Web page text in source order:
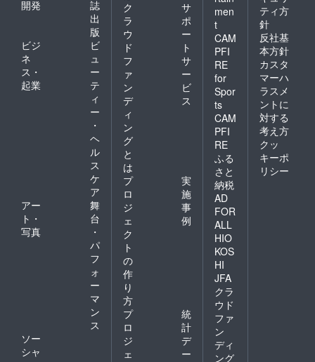
開発
誌
出
版
ビジ
ネ
ス・
起業
ビ
ュ
ー
テ
ィ
ー
・
ヘ
ル
ス
ケ
ア
アー
ト・
写真
舞
台
・
パ
フ
ォ
ー
マ
ン
ス
ソー
シャ
ク
ラ
ウ
ド
フ
ァ
ン
デ
ィ
ン
グ
と
は
サ
ポ
ー
ト
サ
ー
ビ
ス
プ
ロ
ジ
ェ
ク
ト
の
作
り
方
実
施
事
例
プ
ロ
ジ
ェ
統
計
デ
ー
men
t
CAM
PFI
RE
for
Spor
ts
CAM
PFI
RE
ふる
さと
納税
AD
FOR
ALL
HIO
KOS
HI
JFA
クラ
ウド
ファ
ン
ディ
ング
ティ方
針
反社基
本方針
カスタ
マーハ
ラスメ
ントに
対する
考え方
クッ
キーポ
リシー